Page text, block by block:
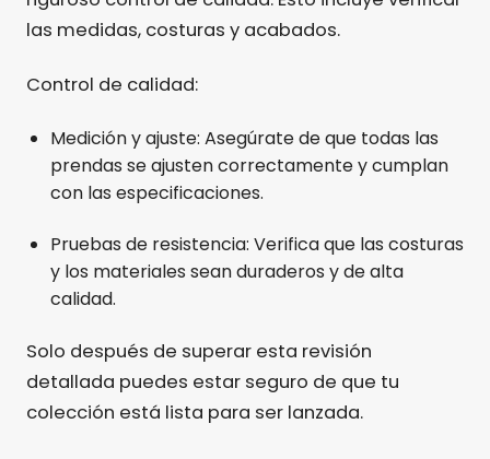
las medidas, costuras y acabados.
Control de calidad:
Medición y ajuste: Asegúrate de que todas las
prendas se ajusten correctamente y cumplan
con las especificaciones.
Pruebas de resistencia: Verifica que las costuras
y los materiales sean duraderos y de alta
calidad.
Solo después de superar esta revisión
detallada puedes estar seguro de que tu
colección está lista para ser lanzada.